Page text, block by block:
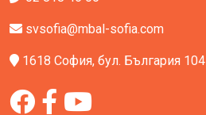
svsofia@mbal-sofia.com
1618 София, бул. България 104